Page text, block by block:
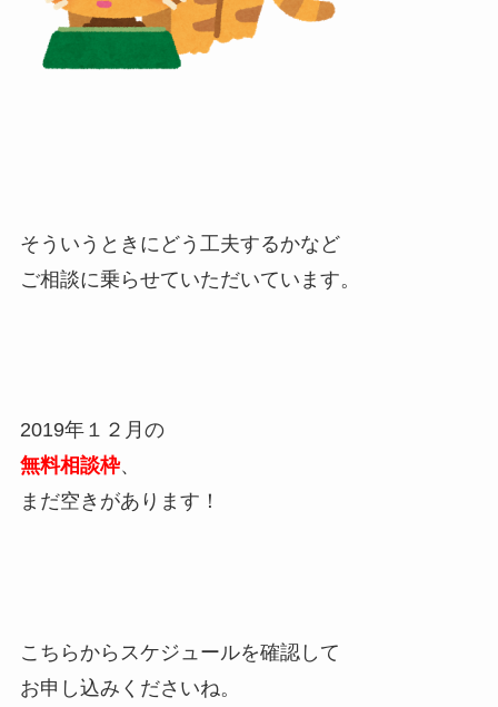
そういうときにどう工夫するかなど
ご相談に乗らせていただいています。
2019年１２月の
無料相談枠、
まだ空きがあります！
こちらからスケジュールを確認して
お申し込みくださいね。